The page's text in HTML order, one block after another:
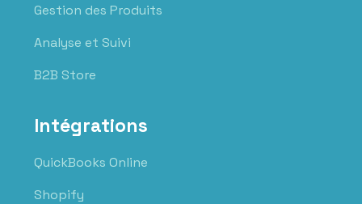
Gestion des Produits
Analyse et Suivi
B2B Store
Intégrations
QuickBooks Online
Shopify